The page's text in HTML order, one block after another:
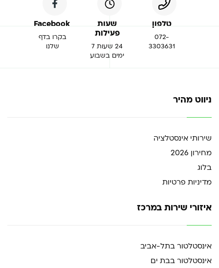
טלפון
072-
3303631
שעות
פעילות
24 שעות 7
ימים בשבוע
Facebook
בקרו בדף
שלנו
ניווט מהיר
שירותי אינסטלציה
מחירון 2026
בלוג
מדיניות פרטיות
איזורי שירות במרכז
אינסטלטור בתל-אביב
אינסטלטור בבת ים